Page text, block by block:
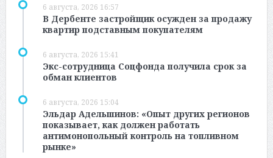
6 августа, 2026 16:57
В Дербенте застройщик осужден за продажу
квартир подставным покупателям
6 августа, 2026 15:41
Экс-сотрудница Соцфонда получила срок за
обман клиентов
6 августа, 2026 15:04
Эльдар Адельшинов: «Опыт других регионов
показывает, как должен работать
антимонопольный контроль на топливном
рынке»